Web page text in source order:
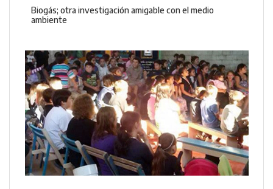
Biogás; otra investigación amigable con el medio
ambiente